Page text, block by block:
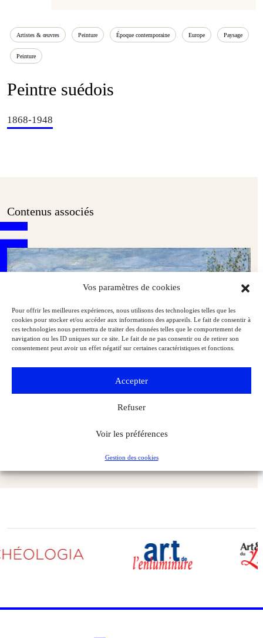
Vos paramètres de cookies
Pour offrir les meilleures expériences, nous utilisons des technologies telles que les
cookies pour stocker et/ou accéder aux informations des appareils. Le fait de consentir à
ces technologies nous permettra de traiter des données telles que le comportement de
navigation ou les ID uniques sur ce site. Le fait de ne pas consentir ou de retirer son
consentement peut avoir un effet négatif sur certaines caractéristiques et fonctions.
Accepter
Refuser
Voir les préférences
Gestion des cookies
Artistes & œuvres Peinture Époque contemporaine Europe Paysage
Peinture
Peintre suédois
1868-1948
Contenus associés
Bâle : promenade en 5 tableaux sous les latitudes boréales
Exclu web Art